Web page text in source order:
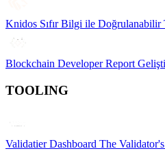
Knidos Sıfır Bilgi ile Doğrulanabilir
Blockchain Developer Report
TOOLING
Validatier Dashboard The